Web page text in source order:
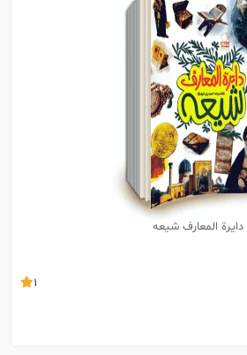
دایرة المعارف شیعه
1